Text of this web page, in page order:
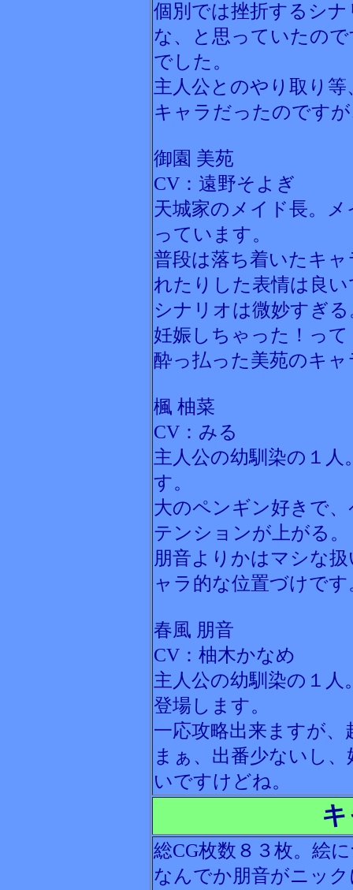
個別では挫折するシ
な、と思っていたの
でした。
主人公とのやり取り
キャラだったのです
御園 美苑
CV：遠野そよぎ
天城家のメイド長。
っています。
普段は落ち着いたキ
れたりした表情は良
シナリオは微妙すぎ
妊娠しちゃった！って
酔っ払った美苑のキ
楓 柚菜
CV：みる
主人公の幼馴染の１
す。
大のペンギン好きで
テンションが上がる。
朋音よりかはマシな
ャラ的な位置づけです
春風 朋音
CV：柚木かなめ
主人公の幼馴染の１
登場します。
一応攻略出来ますが、
まぁ、出番少ないし
いですけどね。
総CG枚数８３枚。絵
なんでか朋音がニッ